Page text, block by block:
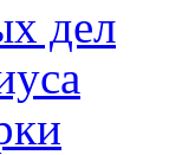
дел